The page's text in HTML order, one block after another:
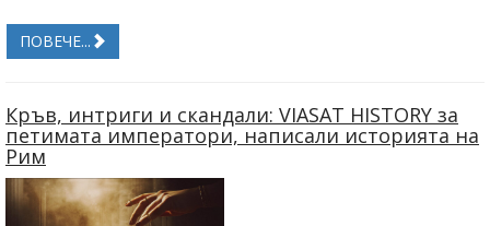
ПОВЕЧЕ...
Кръв, интриги и скандали: VIASAT HISTORY за
петимата императори, написали историята на
Рим